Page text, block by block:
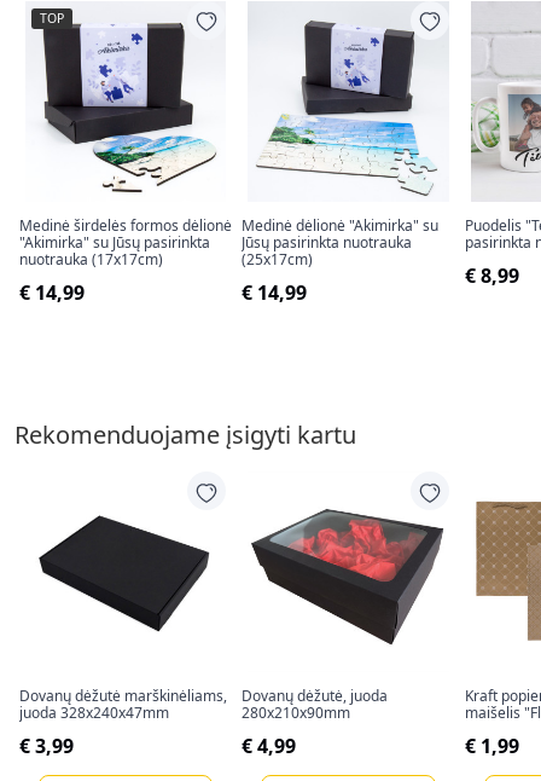
TOP
Medinė širdelės formos dėlionė
"Akimirka" su Jūsų pasirinkta
nuotrauka (17x17cm)
€ 14,99
Medinė dėlionė "Akimirka" su
Jūsų pasirinkta nuotrauka
(25x17cm)
€ 14,99
Puodelis
pasirinkta
€ 8,99
Rekomenduojame įsigyti kartu
Dovanų dėžutė marškinėliams,
juoda 328x240x47mm
€ 3,99
Dovanų dėžutė, juoda
280x210x90mm
€ 4,99
Kraft
maišelis
€ 1,99